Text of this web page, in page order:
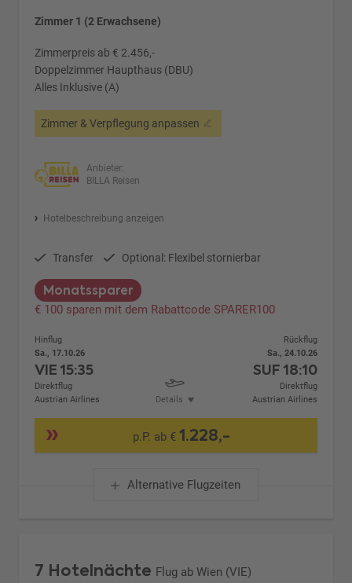
Zimmer 1 (2 Erwachsene)
Zimmerpreis ab € 2.456,-
Doppelzimmer Haupthaus (DBU)
Alles Inklusive (A)
Zimmer & Verpflegung anpassen
Anbieter:
BILLA Reisen
Hotelbeschreibung anzeigen
Transfer Optional: Flexibel stornierbar
Monatssparer
€ 100 sparen mit dem Rabattcode SPARER100
Hinflug
Sa., 17.10.26
VIE15:35
Direktflug
Austrian Airlines
Details
Rückflug
Sa., 24.10.26
SUF 18:10
Direktflug
Austrian Airlines
p.P. ab €1.228,-
Alternative Flugzeiten
7 Hotelnächte Flug ab Wien (VIE)